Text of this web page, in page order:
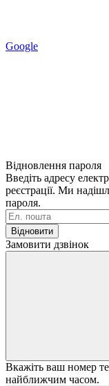
Google
Відновлення пароля
Введіть адресу
реєстрації. Ми
пароля.
Відновити
Замовити дзвінок
Вкажіть ваш номер
найближчим часом.